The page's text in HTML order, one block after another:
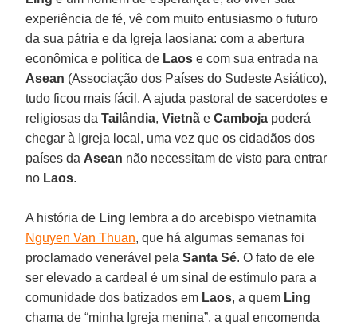
experiência de fé, vê com muito entusiasmo o futuro
da sua pátria e da Igreja laosiana: com a abertura
econômica e política de Laos e com sua entrada na
Asean (Associação dos Países do Sudeste Asiático),
tudo ficou mais fácil. A ajuda pastoral de sacerdotes e
religiosas daTailândia,Vietnã eCamboja poderá
chegar à Igreja local, uma vez que os cidadãos dos
países da Asean não necessitam de visto para entrar
no Laos.
A história de Ling lembra a do arcebispo vietnamita
Nguyen Van Thuan, que há algumas semanas foi
proclamado venerável pelaSanta Sé. O fato de ele
ser elevado a cardeal é um sinal de estímulo para a
comunidade dos batizados em Laos, a quem Ling
chama de “minha Igreja menina”, a qual encomenda